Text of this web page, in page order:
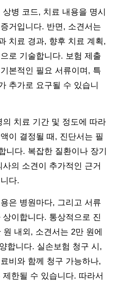
병 코드, 치료 내용을 명시
거입니다. 반면, 소견서는
치료 경과, 향후 치료 계획,
로 기술합니다. 보험 제출
본적인 필요 서류이며, 특
추가로 요구될 수 있습니
치료 기간 및 정도에 따라
이 결정될 때, 진단서는 필
니다. 복잡한 질환이나 장기
의 소견이 추가적인 근거
다.
은 병원마다, 그리고 서류
이합니다. 통상적으로 진
내외, 소견서는 2만 원에
합니다. 실손보험 청구 시,
비와 함께 청구 가능하나,
한될 수 있습니다. 따라서